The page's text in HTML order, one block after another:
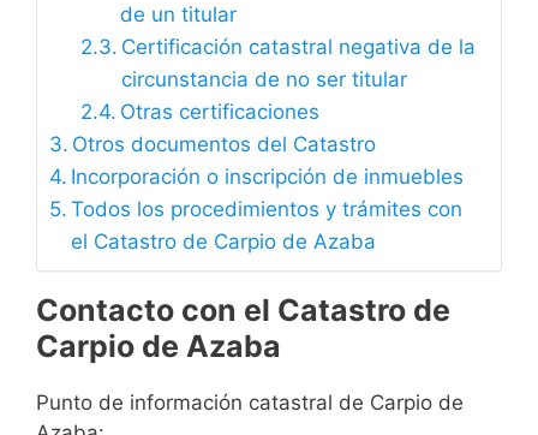
de un titular
Certificación catastral negativa de la
circunstancia de no ser titular
Otras certificaciones
Otros documentos del Catastro
Incorporación o inscripción de inmuebles
Todos los procedimientos y trámites con
el Catastro de Carpio de Azaba
Contacto con el Catastro de
Carpio de Azaba
Punto de información catastral de Carpio de